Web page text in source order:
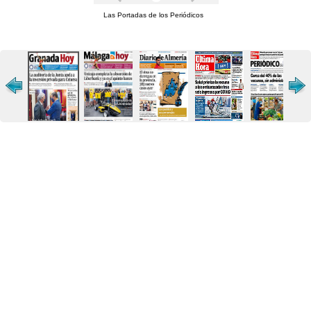
Las Portadas de los Periódicos